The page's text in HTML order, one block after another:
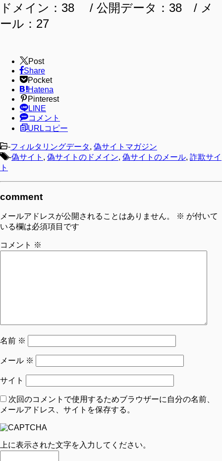
ドメイン：38 / 公開データ：38 / メ
ール：27
Post
Share
Pocket
Hatena
Pinterest
LINE
コメント
URLコピー
-フィルタリングデータ, 偽サイトマガジン
-偽サイト , 偽サイトのドメイン, 偽サイトのメール, 詐欺サイ
ト
comment
メールアドレスが公開されることはありません。 ※ が付いて
いる欄は必須項目です
コメント ※
名前 ※
メール ※
サイト
次回のコメントで使用するためブラウザーに自分の名前、
メールアドレス、サイトを保存する。
上に表示された文字を入力してください。